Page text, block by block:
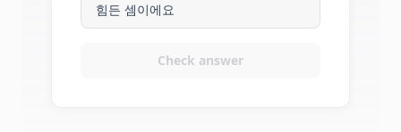
힘든 셈이에요
Check answer